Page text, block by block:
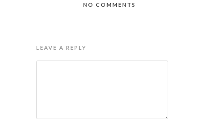
NO COMMENTS
LEAVE A REPLY